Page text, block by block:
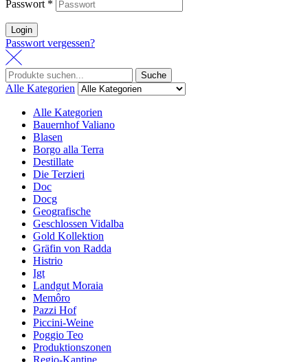
Passwort *
Login
Passwort vergessen?
Suche
Alle Kategorien
Alle Kategorien
Bauernhof Valiano
Blasen
Borgo alla Terra
Destillate
Die Terzieri
Doc
Docg
Geografische
Geschlossen Vidalba
Gold Kollektion
Gräfin von Radda
Histrio
Igt
Landgut Moraia
Memôro
Pazzi Hof
Piccini-Weine
Poggio Teo
Produktionszonen